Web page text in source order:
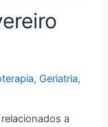
,Geriatria,
a